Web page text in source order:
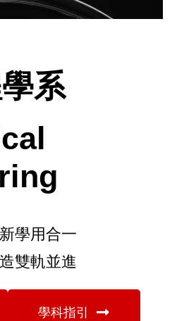
系
學用合一
雙軌並進
學科指引